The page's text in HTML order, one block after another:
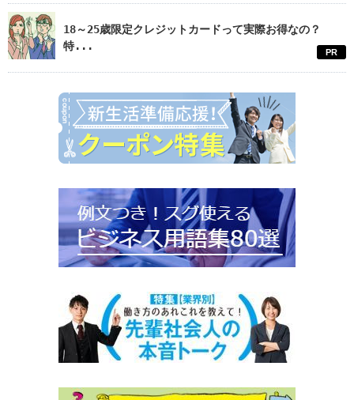
18～25歳限定クレジットカードって実際お得なの？
特...
PR